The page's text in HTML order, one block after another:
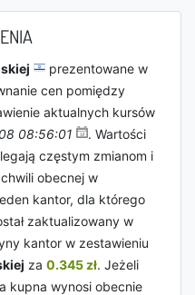
prezentowane w
cen pomiędzy
aktualnych kursów
08:56:01
. Wartości
częstym zmianom i
obecnej w
kantor, dla którego
zaktualizowany w
kantor w zestawieniu
za 0.345 zł. Jeżeli
kupna wynosi obecnie